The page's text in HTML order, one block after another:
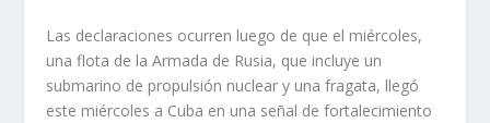
Las declaraciones ocurren luego de que el miércoles,
una flota de la Armada de Rusia, que incluye un
submarino de propulsión nuclear y una fragata, llegó
este miércoles a Cuba en una señal de fortalecimiento